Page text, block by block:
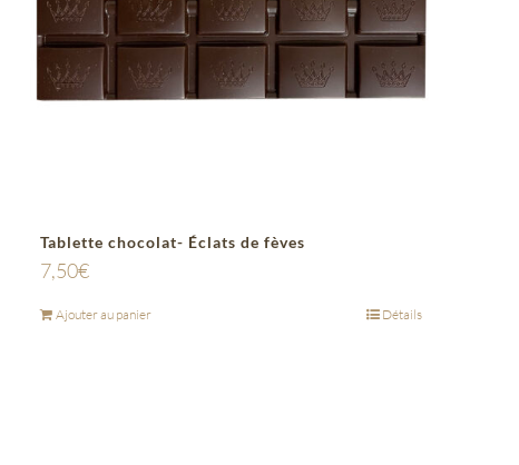
Tablette chocolat- Éclats de fèves
7,50€
Ajouter au panier Détails